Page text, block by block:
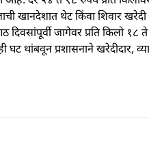
खानदेशात थेट किंवा शिवार
जागेवर प्रति किलो
थांबवून प्रशासनाने खरेदीदार,